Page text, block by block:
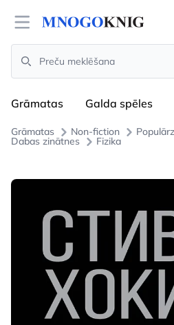
Open menu
Search
Grāmatas Galda spēles
Grāmatas Non-fiction
Dabas zinātnes Fizika